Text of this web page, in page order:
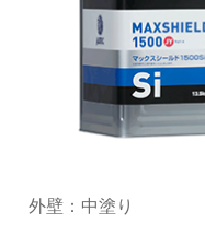
外壁：中塗り